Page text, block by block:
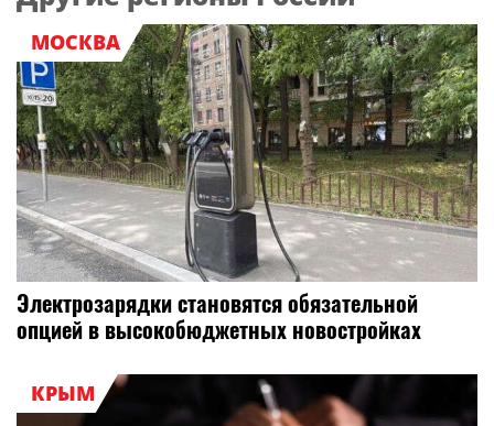
МОСКВА
Электрозарядки становятся обязательной
опцией в высокобюджетных новостройках
КРЫМ